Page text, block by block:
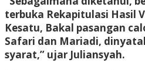
terbuka Rekapitulasi Hasil
Kesatu, Bakal pasangan
Safari dan Mariadi,
syarat,” ujar Juliansyah.